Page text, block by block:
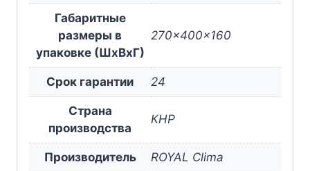
Габаритные
размеры в
упаковке (ШxВxГ)
270x400x160
Срок гарантии 24
Страна
производства
КНР
Производитель ROYAL Clima